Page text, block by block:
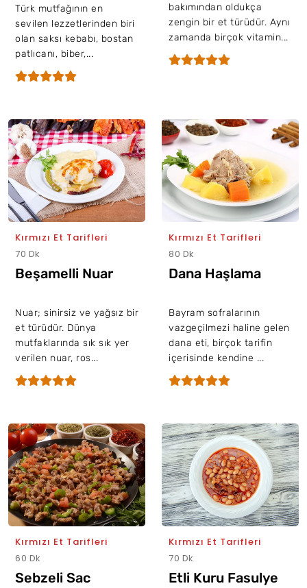
Türk mutfağının en
sevilen lezzetlerinden biri
olan saksı kebabı, bostan
patlıcanı, biber,...
bakımından oldukça
zengin bir et türüdür. Aynı
zamanda birçok vitamin...
Kırmızı Et Tarifleri
70 Dk
Beşamelli Nuar
Nuar; sinirsiz ve yağsız bir
et türüdür. Dünya
mutfaklarında sık sık yer
verilen nuar, ros...
Kırmızı Et Tarifleri
80 Dk
Dana Haşlama
Bayram sofralarının
vazgeçilmezi haline gelen
dana eti, birçok tarifin
içerisinde kendine ...
Kırmızı Et Tarifleri
60 Dk
Sebzeli Sac
Kırmızı Et Tarifleri
70 Dk
Etli Kuru Fasulye